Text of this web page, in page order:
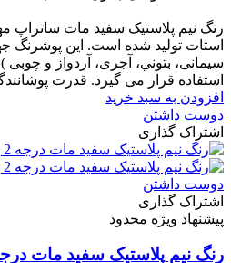
رنگ نیم پلاستیک سفید مات ساتراپ
استات تولید شده است. این
سیمانی، بتوني، آجری، آردواز و
استفاده قرار می گیرد. قدرت
افزودن به سبد خرید
دوست داشتن
اشتراک گذاری
دوست داشتن
اشتراک گذاری
پیشنهاد ویژه محدود